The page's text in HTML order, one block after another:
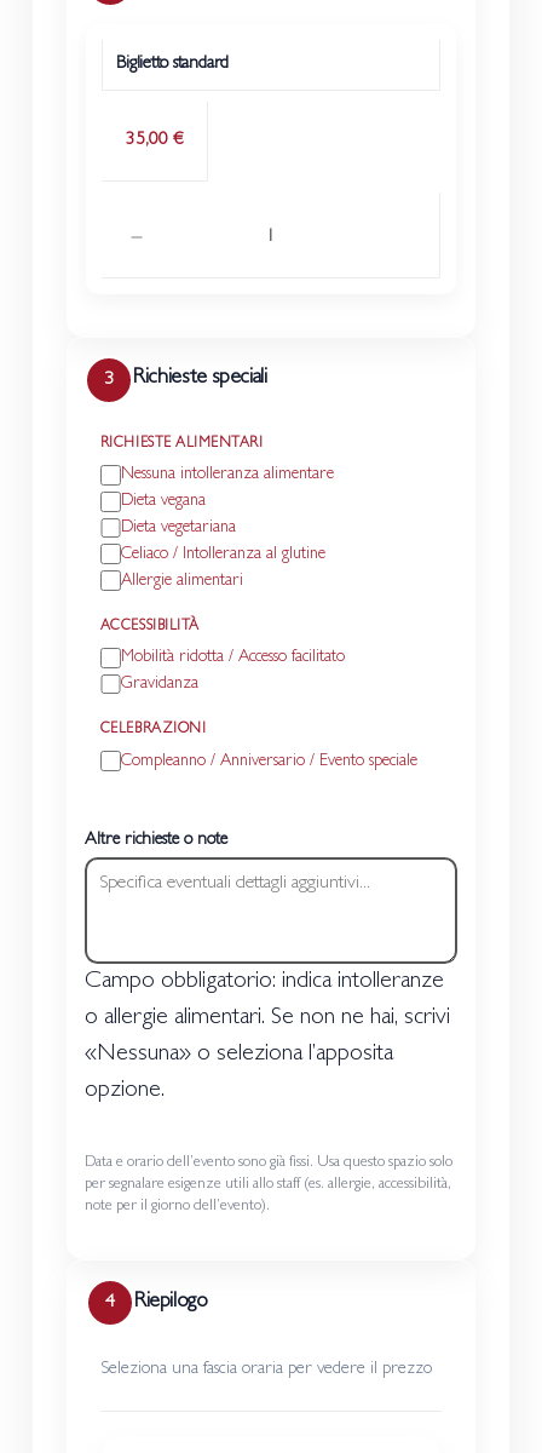
Tipo biglietto
Prezzo
Quantità
Biglietto standard
35,00 €
3 Richieste speciali
RICHIESTE ALIMENTARI
Nessuna intolleranza alimentare
Dieta vegana
Dieta vegetariana
Celiaco / Intolleranza al glutine
Allergie alimentari
ACCESSIBILITÀ
Mobilità ridotta / Accesso facilitato
Gravidanza
CELEBRAZIONI
Compleanno / Anniversario / Evento speciale
Altre richieste o note
Campo obbligatorio: indica intolleranze
o allergie alimentari. Se non ne hai, scrivi
«Nessuna» o seleziona l’apposita
opzione.
Data e orario dell’evento sono già fissi. Usa questo spazio solo
per segnalare esigenze utili allo staff (es. allergie, accessibilità,
note per il giorno dell’evento).
4 Riepilogo
Seleziona una fascia oraria per vedere il prezzo